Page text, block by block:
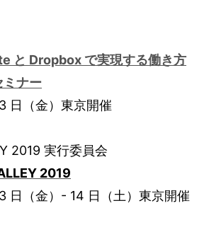
と Dropbox で実現する働き方
ミナー
日（金）東京開催
2019 実行委員会
2019
日（金）- 14 日（土）東京開催